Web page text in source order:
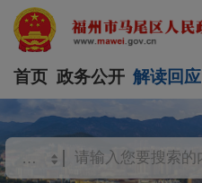
首页 政务公开 解读回应